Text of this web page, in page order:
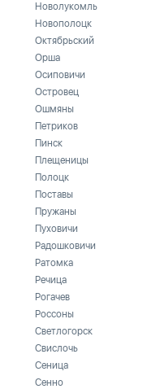
Новолукомль
Новополоцк
Октябрьский
Орша
Осиповичи
Островец
Ошмяны
Петриков
Пинск
Плещеницы
Полоцк
Поставы
Пружаны
Пуховичи
Радошковичи
Ратомка
Речица
Рогачев
Россоны
Светлогорск
Свислочь
Сеница
Сенно